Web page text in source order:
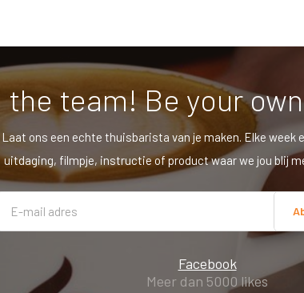
team! Be your
Laat ons een echte thuisbarista van je maken. Elke week
uitdaging, filmpje, instructie of product waar we jou blij
Facebook
Meer dan 5000 likes